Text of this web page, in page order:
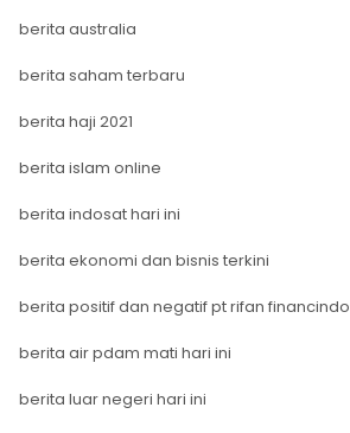
berita australia
berita saham terbaru
berita haji 2021
berita islam online
berita indosat hari ini
berita ekonomi dan bisnis terkini
berita positif dan negatif pt rifan financindo
berita air pdam mati hari ini
berita luar negeri hari ini